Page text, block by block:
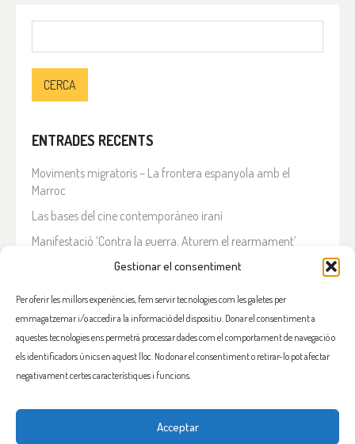
Gestionar el consentiment
Per oferir les millors experiències, fem servir tecnologies com les galetes per
emmagatzemar i/o accedir a la informació del dispositiu. Donar el consentiment a
aquestes tecnologies ens permetrà processar dades com el comportament de navegació o
els identificadors únics en aquest lloc. No donar el consentiment o retirar-lo pot afectar
negativament certes característiques i funcions.
Acceptar
ENTRADES RECENTS
Moviments migratoris – La frontera espanyola amb el
Marroc
Las bases del cine contemporáneo iraní
Manifestació ‘Contra la guerra. Aturem el rearmament’
En solidaritat amb el Líban
Què està passant a l’Iran?
COMENTARIS RECENTS